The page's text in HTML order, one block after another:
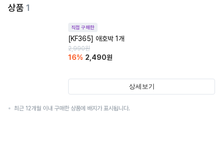
상품 1
직접 구매한
[KF365] 애호박 1개
2,990원
16% 2,490원
상세보기
최근 12개월 이내 구매한 상품에 배지가 표시됩니다.